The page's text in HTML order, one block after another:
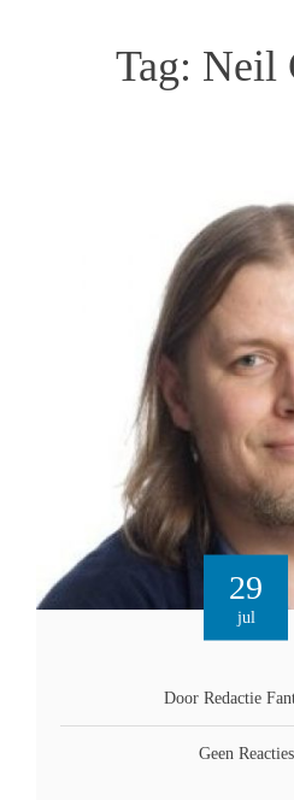
Tag: Neil
29
jul
Door Redactie
Geen Reacties